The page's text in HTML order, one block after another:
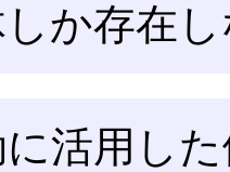
か存在
活用し